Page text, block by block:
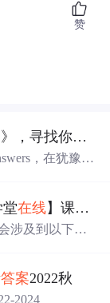
赞
，寻找你的
，在犹豫不
堂在线】课堂练习
涉及到以下文
是利用了优学
会不会有
答案2022秋
2024